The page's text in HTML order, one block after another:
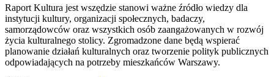
Raport Kultura jest wszędzie stanowi ważne źródło wiedzy dla
instytucji kultury, organizacji społecznych, badaczy,
samorządowców oraz wszystkich osób zaangażowanych w rozwój
życia kulturalnego stolicy. Zgromadzone dane będą wspierać
planowanie działań kulturalnych oraz tworzenie polityk publicznych
odpowiadających na potrzeby mieszkańców Warszawy.